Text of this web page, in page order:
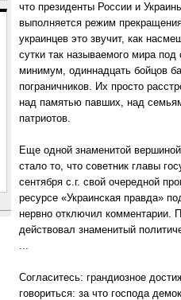
что президенты России и
выполняется режим
украинцев это звучит, как
сутки так называемого мира
минимум, одиннадцать бойцов
пограничников. Их просто
над памятью павших, над
патриотов.
Еще одной знаменитой
стало то, что советник главы
сентября с.г. свой очередной
ресурсе «Украинская правда»
нервно отключил комментарии.
действовал знаменитый
...
Согласитесь: грандиозное
говориться: за что господа